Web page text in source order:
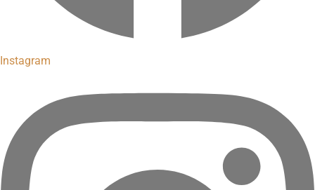
Instagram